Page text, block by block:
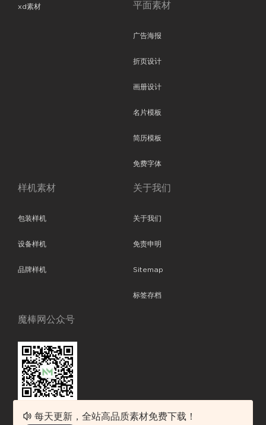
xd素材 平面素材
广告海报
折页设计
画册设计
名片模板
简历模板
免费字体
样机素材
包装样机
设备样机
品牌样机
关于我们
关于我们
免责申明
Sitemap
标签存档
魔棒网公众号
每天更新，全站高品质素材免费下载！